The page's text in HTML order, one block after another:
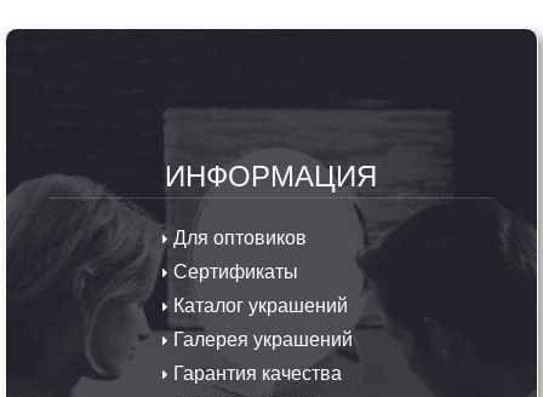
ИНФОРМАЦИЯ
Для оптовиков
Сертификаты
Каталог украшений
Галерея украшений
Гарантия качества